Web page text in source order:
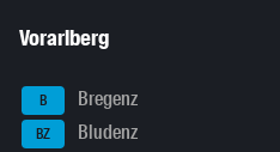
Vorarlberg
B Bregenz
BZ Bludenz